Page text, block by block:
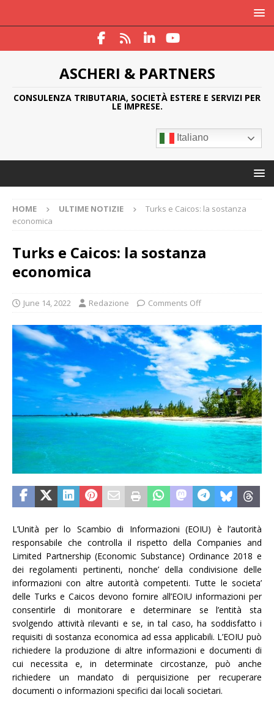
ASCHERI & PARTNERS
CONSULENZA TRIBUTARIA, SOCIETÀ ESTERE E SERVIZI PER
LE IMPRESE.
Italiano
HOME ULTIME NOTIZIE
Turks e Caicos: la sostanza
economica
Turks e Caicos: la sostanza
economica
June 14, 2022 Redazione Comments Off
L’Unità per lo Scambio di Informazioni (EOIU) è l’autorità
responsabile che controlla il rispetto della Companies and
Limited Partnership (Economic Substance) Ordinance 2018 e
dei regolamenti pertinenti, nonche’ della condivisione delle
informazioni con altre autorità competenti. Tutte le societa’
delle Turks e Caicos devono fornire all’EOIU informazioni per
consentirle di monitorare e determinare se l’entità sta
svolgendo attività rilevanti e se, in tal caso, ha soddisfatto i
requisiti di sostanza economica ad essa applicabili. L’EOIU può
richiedere la produzione di altre informazioni e documenti di
cui necessita e, in determinate circostanze, può anche
richiedere un mandato di perquisizione per recuperare
documenti o informazioni specifici dai locali societari.